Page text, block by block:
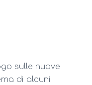
sulle nuove
di alcuni